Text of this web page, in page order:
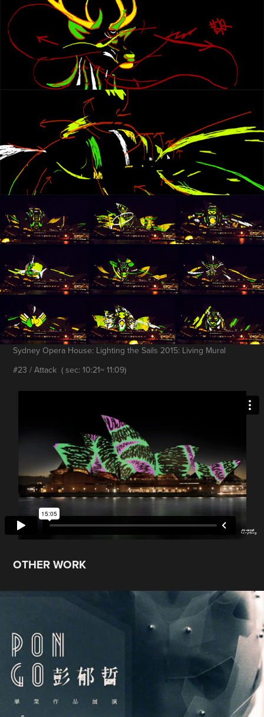
Sydney Opera House: Lighting the Sails 2015: Living Mural
#23 / Attack ( sec: 10:21~ 11:09)
OTHER WORK
2013